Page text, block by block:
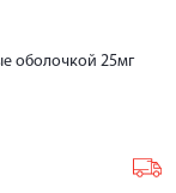
оболочкой 25мг